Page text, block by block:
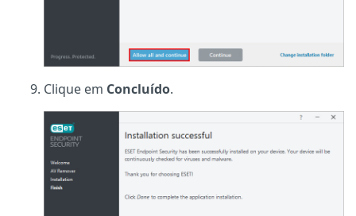
Clique em Concluído.